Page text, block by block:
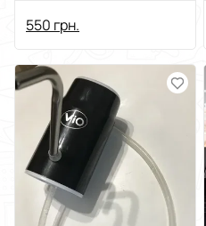
550 грн.